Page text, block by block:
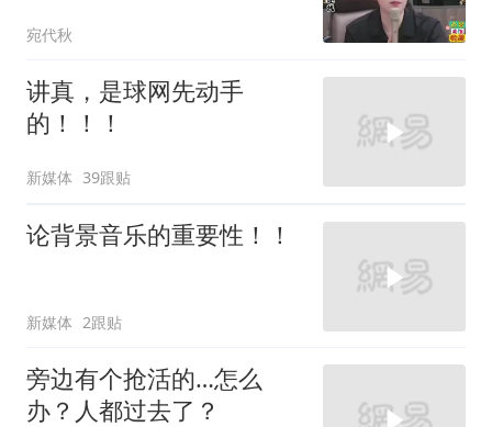
宛代秋
讲真，是球网先动手
的！！！
新媒体 39跟贴
论背景音乐的重要性！！
新媒体 2跟贴
旁边有个抢活的…怎么
办？人都过去了？